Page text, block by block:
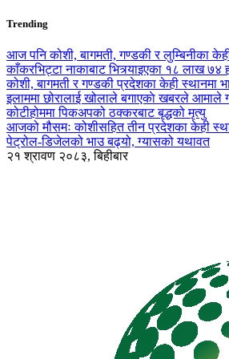
Trending
आज पनि कोशी, बागमती, गण्डकी र लुम्बिनीका केही
काँकरभिट्टा नाकाबाट भित्र्याइएका १८ लाख ७४
कोशी, बागमती र गण्डकी प्रदेशका केही स्थानमा
इलाममा छोरालाई खोलाले बगाएकाे खबरले आमाले
कोटीहोममा पिकअपको ठक्करबाट बृद्धको मृत्यु
आजको मौसमः कोशीसहित तीन प्रदेशका केही
पेट्रोल-डिजेलको भाउ बढ्यो, ग्यासको यथावत
२१ श्रावण २०८३, बिहीबार